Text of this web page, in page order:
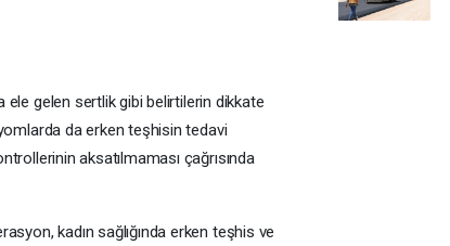
ele gelen sertlik gibi belirtilerin dikkate
da erken teşhisin tedavi
aksatılmaması çağrısında
kadın sağlığında erken teşhis ve